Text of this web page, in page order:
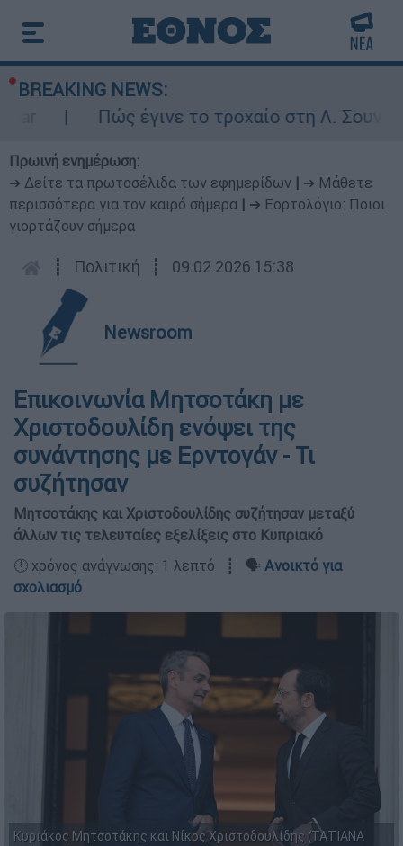
BREAKING NEWS:
Πώς έγινε το τροχαίο στη Λ.
Πρωινή ενημέρωση:
➔ Δείτε τα πρωτοσέλιδα των εφημερίδων
➔ Μάθετε
περισσότερα για τον καιρό σήμερα
➔ Εορτολόγιο: Ποιοι
γιορτάζουν σήμερα
┋ Πολιτική ┋ 09.02.2026 15:38
Newsroom
Επικοινωνία Μητσοτάκη με
Χριστοδουλίδη ενόψει της
συνάντησης με Ερντογάν - Τι
συζήτησαν
Μητσοτάκης και Χριστοδουλίδης συζήτησαν μεταξύ
άλλων τις τελευταίες εξελίξεις στο Κυπριακό
🕛 χρόνος ανάγνωσης: 1 λεπτό ┋ 🗣️ Ανοικτό για
σχολιασμό
Κυριάκος Μητσοτάκης και Νίκος Χριστοδουλίδης (ΤΑΤΙΑΝΑ